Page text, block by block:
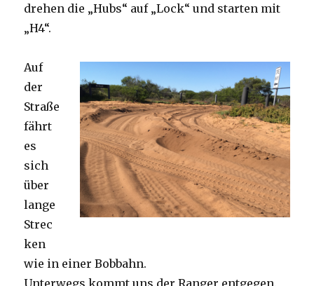
drehen die „Hubs“ auf „Lock“ und starten mit
„H4“.
Auf
der
Straße
fährt
es
sich
über
lange
Strec
ken
wie in einer Bobbahn.
Unterwegs kommt uns der Ranger entgegen,